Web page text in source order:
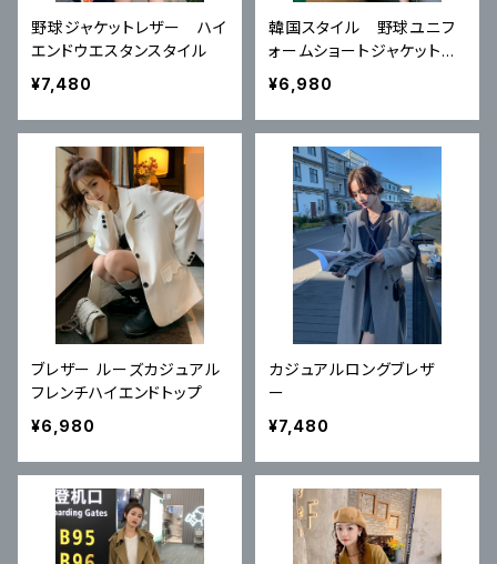
野球ジャケットレザー ハイ
エンドウエスタンスタイル
¥7,480
韓国スタイル 野球ユニフ
ォームショートジャケット
ハイエンドストリートトップ
¥6,980
ブレザー ルーズカジュアル
フレンチハイエンドトップ
¥6,980
カジュアルロングブレザ
ー
¥7,480